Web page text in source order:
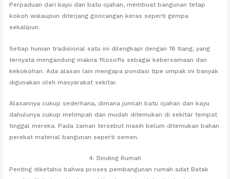
Perpaduan dari kayu dan batu ojahan, membuat bangunan tetap
kokoh walaupun diterjang goncangan keras seperti gempa
sekalipun.
Setiap hunian tradisional satu ini dilengkapi dengan 18 tiang, yang
ternyata mengandung makna filosofis sebagai kebersamaan dan
kekokohan. Ada alasan lain mengapa pondasi tipe umpak ini banyak
digunakan oleh masyarakat sekitar.
Alasannya cukup sederhana, dimana jumlah batu ojahan dan kayu
dahulunya cukup melimpah dan mudah ditemukan di sekitar tempat
tinggal mereka. Pada zaman tersebut masih belum ditemukan bahan
perekat material bangunan seperti semen.
4. Dinding Rumah
Penting diketahui bahwa proses pembangunan rumah adat Batak